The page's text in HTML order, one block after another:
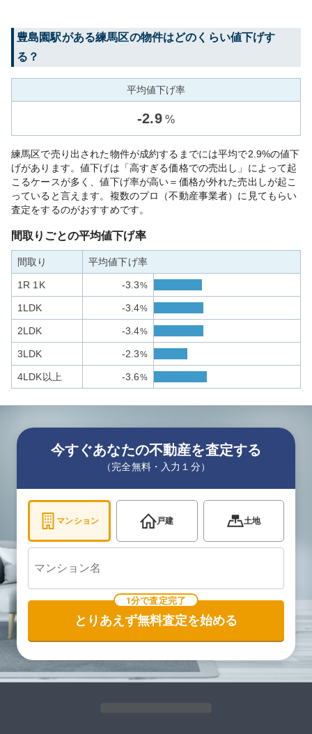
豊島園駅がある練馬区の物件はどのくらい値下げす
る？
平均値下げ率
-2.9 %
練馬区で売り出された物件が成約するまでには平均で2.9%の値下
げがあります。値下げは「高すぎる価格での売出し」によって起
こるケースが多く、値下げ率が高い＝価格が外れた売出しが起こ
っていると言えます。複数のプロ（不動産事業者）に見てもらい
査定をするのがおすすめです。
間取りごとの平均値下げ率
間取り 平均値下げ率
1R 1K -3.3%
1LDK -3.4%
2LDK -3.4%
3LDK -2.3%
4LDK以上 -3.6%
今すぐあなたの不動産を査定する
（完全無料・入力１分）
マンション 戸建 土地
1分で査定完了
とりあえず無料査定を始める